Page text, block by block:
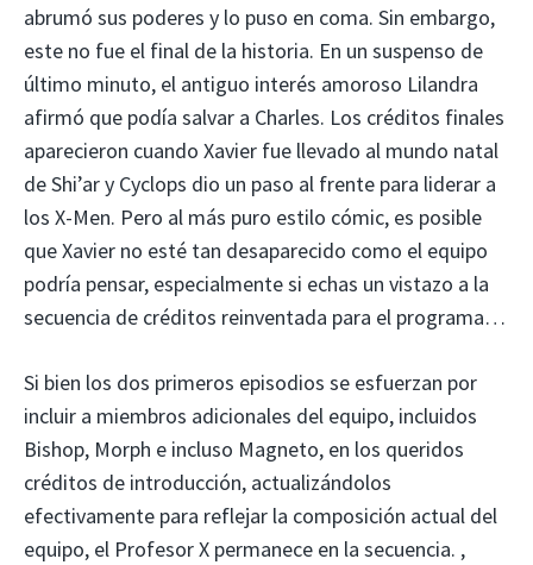
abrumó sus poderes y lo puso en coma. Sin embargo,
este no fue el final de la historia. En un suspenso de
último minuto, el antiguo interés amoroso Lilandra
afirmó que podía salvar a Charles. Los créditos finales
aparecieron cuando Xavier fue llevado al mundo natal
de Shi’ar y Cyclops dio un paso al frente para liderar a
los X-Men. Pero al más puro estilo cómic, es posible
que Xavier no esté tan desaparecido como el equipo
podría pensar, especialmente si echas un vistazo a la
secuencia de créditos reinventada para el programa…
Si bien los dos primeros episodios se esfuerzan por
incluir a miembros adicionales del equipo, incluidos
Bishop, Morph e incluso Magneto, en los queridos
créditos de introducción, actualizándolos
efectivamente para reflejar la composición actual del
equipo, el Profesor X permanece en la secuencia. ,